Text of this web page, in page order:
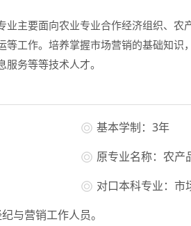
业主要面向农业专业合作经济组织、农
等工作。培养掌握市场营销的基础知识
务等等技术人才。
基本学制：3年
原专业名称：农产
对口本科专业：市
与营销工作人员。